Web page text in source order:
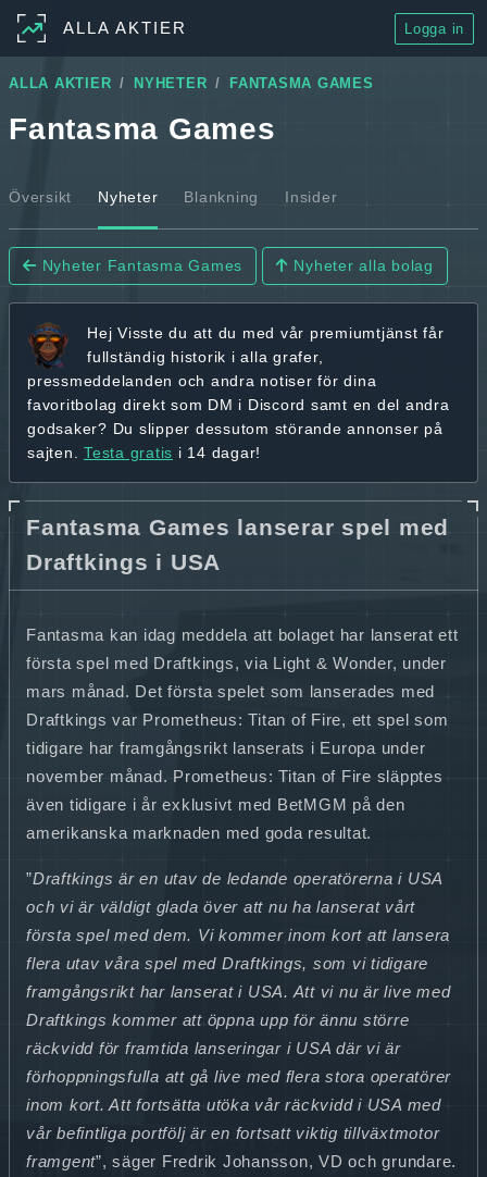
ALLA AKTIER Logga in
ALLA AKTIER NYHETER FANTASMA GAMES
Fantasma Games
Översikt Nyheter Blankning Insider
Nyheter Fantasma Games Nyheter alla bolag
Hej Visste du att du med vår premiumtjänst får
fullständig historik i alla grafer,
pressmeddelanden och andra notiser för dina
favoritbolag direkt som DM i Discord samt en del andra
godsaker? Du slipper dessutom störande annonser på
sajten. Testa gratis i 14 dagar!
Fantasma Games lanserar spel med
Draftkings i USA
Fantasma kan idag meddela att bolaget har lanserat ett
första spel med Draftkings, via Light & Wonder, under
mars månad. Det första spelet som lanserades med
Draftkings var Prometheus: Titan of Fire, ett spel som
tidigare har framgångsrikt lanserats i Europa under
november månad. Prometheus: Titan of Fire släpptes
även tidigare i år exklusivt med BetMGM på den
amerikanska marknaden med goda resultat.
”Draftkings är en utav de ledande operatörernai USA
och vi är väldigt glada över att nu ha lanserat vårt
första spel med dem. Vi kommer inom kort att lansera
flera utav våra spel med Draftkings, som vi tidigare
framgångsrikt har lanserat i USA. Att vi nu är live med
Draftkings kommer att öppna upp för ännu större
räckvidd för framtida lanseringar i USA där vi är
förhoppningsfulla att gå live med flera stora operatörer
inom kort. Att fortsätta utöka vår räckvidd i USA med
vår befintliga portfölj är en fortsatt viktig tillväxtmotor
framgent”, säger Fredrik Johansson, VD och grundare.